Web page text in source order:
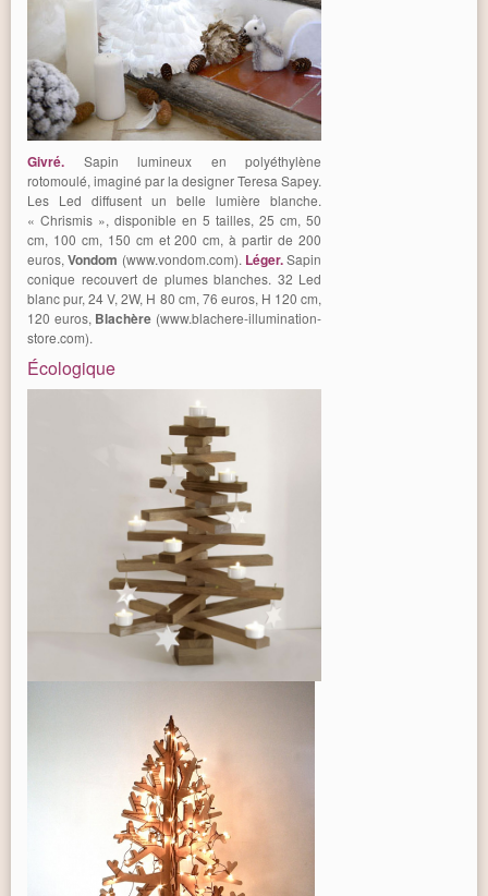
Givré. Sapin lumineux en polyéthylène
rotomoulé, imaginé par la designer Teresa Sapey.
Les Led diffusent un belle lumière blanche.
« Chrismis », disponible en 5 tailles, 25 cm, 50
cm, 100 cm, 150 cm et 200 cm, à partir de 200
euros,Vondom (www.vondom.com). Léger.Sapin
conique recouvert de plumes blanches. 32 Led
blanc pur, 24 V, 2W, H 80 cm, 76 euros, H 120 cm,
120 euros, Blachère (www.blachere-illumination-
store.com).
Écologique